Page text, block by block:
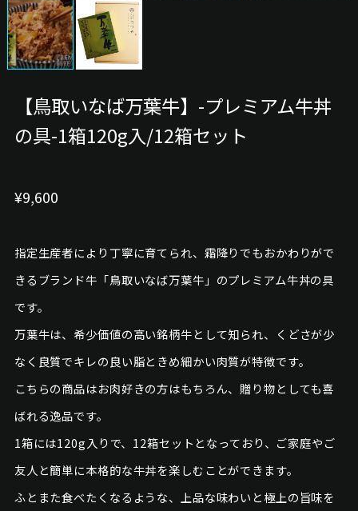
【鳥取いなば万葉牛】-プレミアム牛丼
の具-1箱120g入/12箱セット
¥9,600
指定生産者により丁寧に育てられ、霜降りでもおかわりがで
きるブランド牛「鳥取いなば万葉牛」のプレミアム牛丼の具
です。
万葉牛は、希少価値の高い銘柄牛として知られ、くどさが少
なく良質でキレの良い脂ときめ細かい肉質が特徴です。
こちらの商品はお肉好きの方はもちろん、贈り物としても喜
ばれる逸品です。
1箱には120g入りで、12箱セットとなっており、ご家庭やご
友人と簡単に本格的な牛丼を楽しむことができます。
ふとまた食べたくなるような、上品な味わいと極上の旨味を